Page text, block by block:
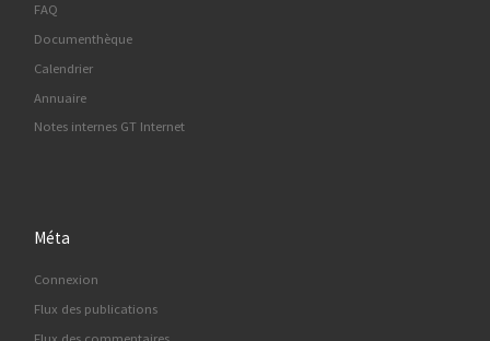
FAQ
Documenthèque
Calendrier
Annuaire
Notes internes GT Internet
Méta
Connexion
Flux des publications